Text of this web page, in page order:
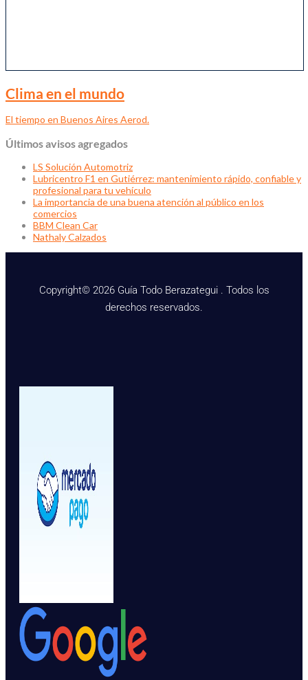
Clima en el mundo
El tiempo en Buenos Aires Aerod.
Últimos avisos agregados
LS Solución Automotriz
Lubricentro F1 en Gutiérrez: mantenimiento rápido, confiable y
profesional para tu vehículo
La importancia de una buena atención al público en los
comercios
BBM Clean Car
Nathaly Calzados
Copyright© 2026 Guía Todo Berazategui . Todos los
derechos reservados.